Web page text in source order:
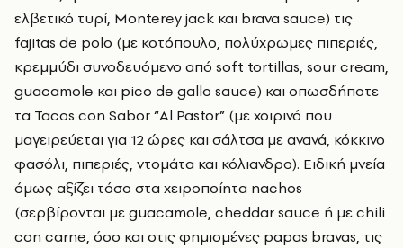
ελβετικό τυρί, Monterey jack και brava sauce) τις
fajitas de polo (με κοτόπουλο, πολύχρωμες πιπεριές,
κρεμμύδι συνοδευόμενο από soft tortillas, sour cream,
guacamole και pico de gallo sauce) και οπωσδήποτε
τα Tacos con Sabor “Al Pastor” (με χοιρινό που
μαγειρεύεται για 12 ώρες και σάλτσα με ανανά, κόκκινο
φασόλι, πιπεριές, ντομάτα και κόλιανδρο). Ειδική μνεία
όμως αξίζει τόσο στα χειροποίητα nachos
(σερβίρονται με guacamole, cheddar sauce ή με chili
con carne, όσο και στις φημισμένες papas bravas, τις